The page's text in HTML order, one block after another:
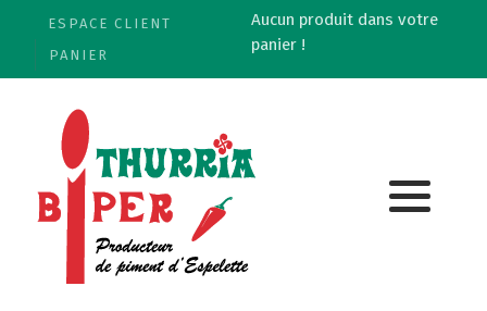
ESPACE CLIENT
PANIER
Aucun produit dans votre
panier !